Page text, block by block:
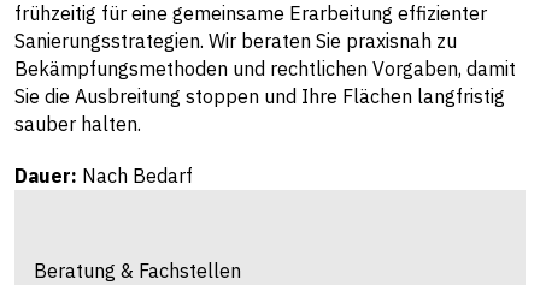
frühzeitig für eine gemeinsame Erarbeitung effizienter
Sanierungsstrategien. Wir beraten Sie praxisnah zu
Bekämpfungsmethoden und rechtlichen Vorgaben, damit
Sie die Ausbreitung stoppen und Ihre Flächen langfristig
sauber halten.
Dauer: Nach Bedarf
Beratung & Fachstellen